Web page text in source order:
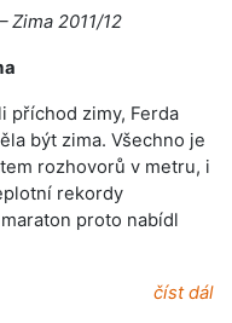
Zima 2011/12
příchod zimy, Ferda
být zima. Všechno je
rozhovorů v metru, i
rekordy
proto nabídl
číst dál